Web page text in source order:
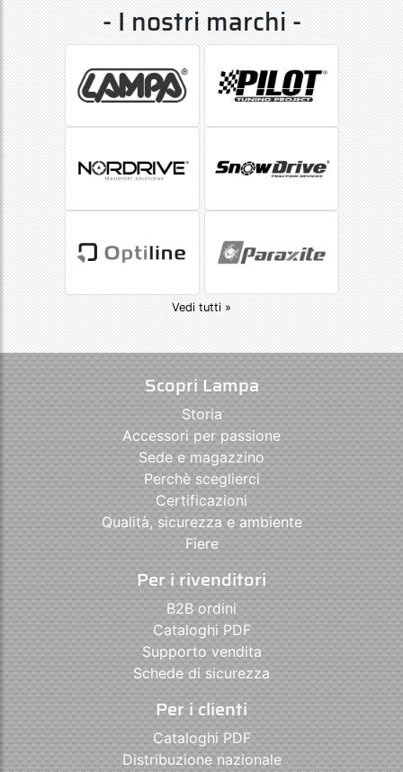
- I nostri marchi -
Vedi tutti »
Scopri Lampa
Storia
Accessori per passione
Sede e magazzino
Perchè sceglierci
Certificazioni
Qualità, sicurezza e ambiente
Fiere
Per i rivenditori
B2B ordini
Cataloghi PDF
Supporto vendita
Schede di sicurezza
Per i clienti
Cataloghi PDF
Distribuzione nazionale